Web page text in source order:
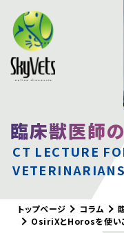
スカイベッツに
遠隔読影
腹部超音波実
CTセミナー
お知らせ
臨床獣医師
CT LECTURE
VETERINARIANS
トップページ コラム
OsiriXとHorosを使い